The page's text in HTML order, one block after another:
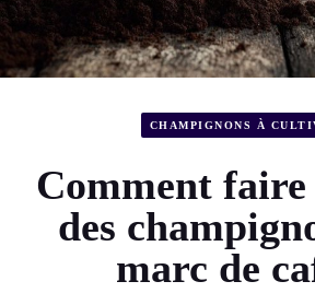
CHAMPIGNONS À
Comment faire
des
marc de